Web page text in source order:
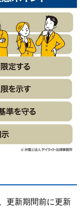
更新期間前に更新